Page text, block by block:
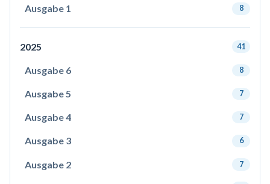
Ausgabe 1 8
2025 41
Ausgabe 6 8
Ausgabe 5 7
Ausgabe 4 7
Ausgabe 3 6
Ausgabe 2 7